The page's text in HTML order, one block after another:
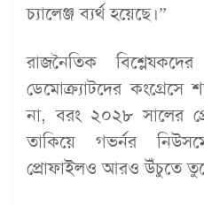
চ্যালেঞ্জ ব্যর্থ হয়েছে।”
রাজনৈতিক
ডেমোক্র্যাটদের কংগ্রেসে
না, বরং ২০২৮ সালের
তাকিয়ে গভর্নর
প্রোফাইলও আরও উঁচুতে